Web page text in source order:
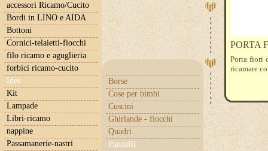
accessori Ricamo/Cucito
Bordi in LINO e AIDA
Bottoni
Cornici-telaietti-fiocchi
filo ricamo e aguglieria
forbici ricamo-cucito
Idee
Borse
Cose per bimbi
Cuscini
Ghirlande - fiocchi
Quadri
Pannelli
Kit
Lampade
Libri-ricamo
nappine
Passamanerie-nastri
PORTA
Porta fiori
ricamare